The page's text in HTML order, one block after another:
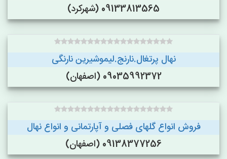
09133813565 (شهرکرد)
نهال پرتغال.نارنج.لیموشیرین نارنگی
09035992372 (اصفهان)
فروش انواع گلهای فصلی و آپارتمانی و انواع نهال
09138377256 (اصفهان)